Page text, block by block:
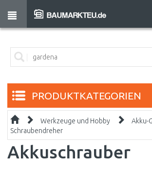
PRODUKTKATEGORIEN
Werkzeuge und Hobby
Akku-
Schraubendreher
Akkuschrauber